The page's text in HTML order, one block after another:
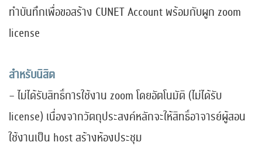
ทำบันทึกเพื่อขอสร้าง CUNET Account พร้อมกับผูก zoom
license
สำหรับนิสิต
– ไม่ได้รับสิทธิ์การใช้งาน zoom โดยอัตโนมัติ (ไม่ได้รับ
license) เนื่องจากวัตถุประสงค์หลักจะให้สิทธิ์อาจารย์ผู้สอน
ใช้งานเป็น host สร้างห้องประชุม